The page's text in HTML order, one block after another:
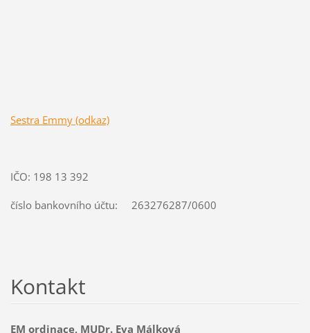
Sestra Emmy (odkaz)
IČO: 198 13 392
číslo bankovního účtu: 263276287/0600
Kontakt
EM ordinace, MUDr. Eva Málková